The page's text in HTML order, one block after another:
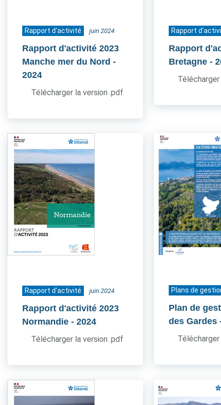
Rapport d'activité juin 2024
Rapport d'activité 2023
Manche mer du Nord -
2024
Télécharger la version .pdf
Rapport
Rapport
Bretagne -
Rapport d'activité juin 2024
Rapport d'activité 2023
Normandie - 2024
Télécharger la version .pdf
Plans de
Plan de
des Gardes